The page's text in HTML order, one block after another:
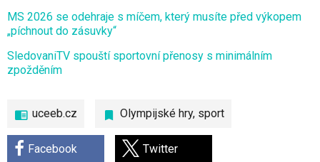
uceeb.cz Olympijské hry, sport
Facebook Twitter
MS 2026 se odehraje s míčem, který musíte před výkopem
„píchnout do zásuvky“
SledovaniTV spouští sportovní přenosy s minimálním
zpožděním